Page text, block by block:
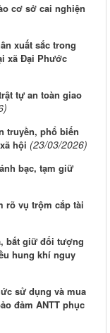
cơ sở cai nghiện
xuất sắc trong
xã Đại Phước
tự an toàn giao
truyền, phổ biến
hội (23/03/2026)
bạc, tạm giữ
rõ vụ trộm cắp tài
bắt giữ đối tượng
hung khí nguy
sử dụng và mua
đảm ANTT phục